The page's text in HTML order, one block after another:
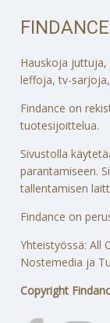
FINDANCE
Hauskoja
leffoja, tv-
Findance on
tuotesijoittelua.
Sivustolla
parantamiseen.
tallentamisen
Findance on
Yhteistyössä: All
Nostemedia ja
Copyright